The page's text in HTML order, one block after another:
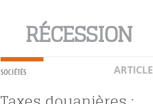
RÉCESSION
SOCIÉTÉS ARTICLE